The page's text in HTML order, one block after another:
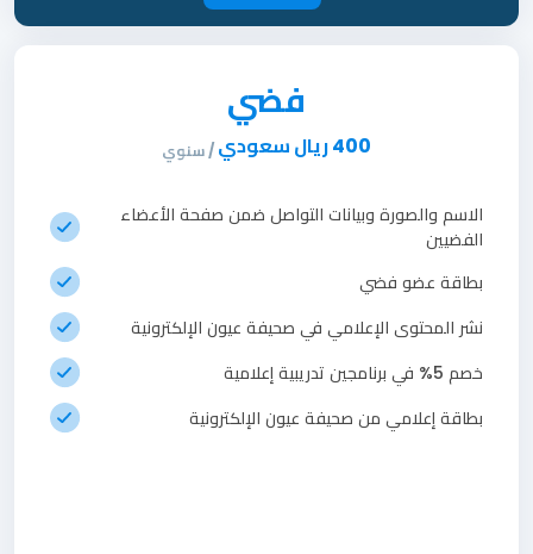
فضي
400 ريال سعودي / سنوي
الاسم والصورة وبيانات التواصل ضمن صفحة الأعضاء
الفضيين
بطاقة عضو فضي
نشر المحتوى الإعلامي في صحيفة عيون الإلكترونية
خصم 5% في برنامجين تدريبية إعلامية
بطاقة إعلامي من صحيفة عيون الإلكترونية